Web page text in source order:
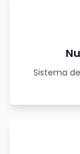
Sistema